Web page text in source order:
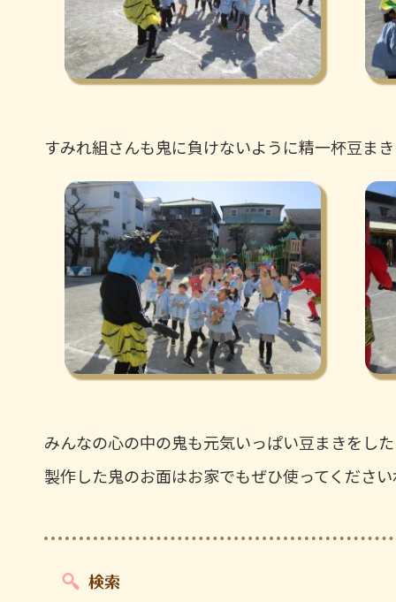
すみれ組さんも鬼に負けないように精一杯豆ま
みんなの心の中の鬼も元気いっぱい豆まきをし
製作した鬼のお面はお家でもぜひ使ってくださ
検索